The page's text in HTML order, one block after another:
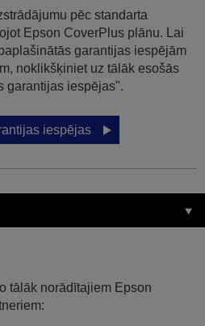
pēc standarta
Epson CoverPlus plānu. Lai
garantijas iespējām
noklikšķiniet uz tālāk esošās
garantijas iespējas".
iespējas
tālāk norādītajiem Epson